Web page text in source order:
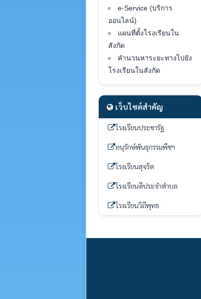
e-Service (บริการ
ออนไลน์)
แผนที่ตั้งโรงเรียนใน
สังกัด
คำนวนหาระยะทางไปยัง
โรงเรียนในสังกัด
เว็บไซต์สำคัญ
โรงเรียนประชารัฐ
อนุรักษ์พันธุกรรมพืชฯ
โรงเรียนสุจริต
โรงเรียนดีประจำตำบล
โรงเรียนวิถีพุทธ